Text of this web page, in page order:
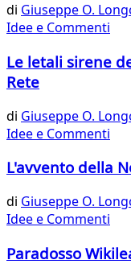
di Giuseppe O.
Idee e Commenti
Le letali sirene
Rete
di Giuseppe O.
Idee e Commenti
L'avvento della
di Giuseppe O.
Idee e Commenti
Paradosso